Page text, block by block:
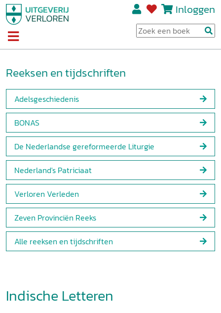
Inloggen
Reeksen en tijdschriften
Adelsgeschiedenis
BONAS
De Nederlandse gereformeerde Liturgie
Nederland's Patriciaat
Verloren Verleden
Zeven Provinciën Reeks
Alle reeksen en tijdschriften
Indische Letteren